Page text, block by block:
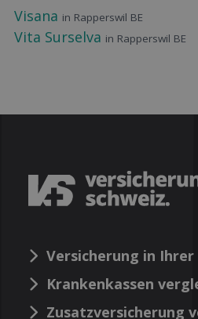
Visana in Rapperswil BE
Vita Surselva in Rapperswil BE
Versicherung in Ihrer
Krankenkassen
Zusatzversicherung